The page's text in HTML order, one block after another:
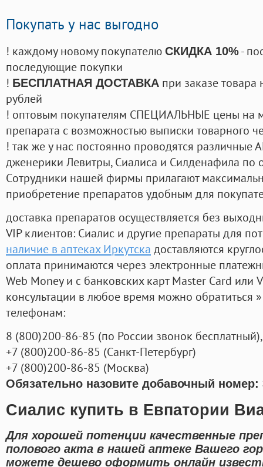
Покупать у нас выгодно
! каждому новому покупателю СКИДКА 10%-
последующие покупки
! БЕСПЛАТНАЯ ДОСТАВКА при заказе
рублей
! оптовым покупателям СПЕЦИАЛЬНЫЕ цены на
препарата с возможностью выписки товарного
! так же у нас постоянно проводятся
дженерики Левитры, Сиалиса и Силденафила по
Cотрудники нашей фирмы прилагают
приобретение препаратов удобным для
доставка препаратов осуществляется без
VIP клиентов: Сиалис и другие препараты для
наличие в аптеках Иркутска доставляются
оплата принимаются через электронные
Web Money и с банковских карт Master Card или
консультации в любое время можно обратиться
телефонам:
8 (800)200-86-85 (по России звонок бесплатный),
+7 (800)200-86-85 (Санкт-Петербург)
+7 (800)200-86-85 (Москва)
Обязательно назовите добавочный номер:
Сиалис купить в Евпатории
Для хорошей потенции качественные
полового акта в нашей аптеке Вашего
можете дешево оформить онлайн